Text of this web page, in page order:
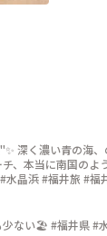
深く濃い青の海
、本当に南国のよ
晶浜 #福井旅 #福
少し前だけど水晶浜！水綺